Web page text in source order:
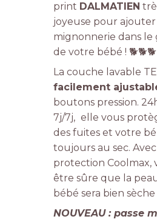
print DALMATIEN
joyeuse pour ajouter
mignonnerie dans le
de votre bébé ! 🐕🐕🐕
La couche lavable
facilement
boutons pression.
7j/7j, elle vous
des fuites et votre
toujours au sec.
protection Coolmax,
être sûre que la
bébé sera bien
NOUVEAU : passe